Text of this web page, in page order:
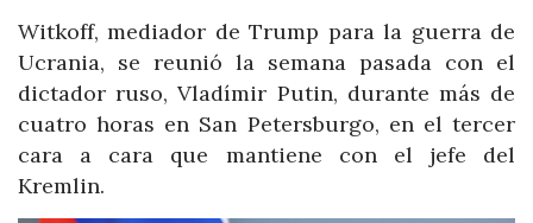
Witkoff, mediador de Trump para la guerra de
Ucrania, se reunió la semana pasada con el
dictador ruso, Vladímir Putin, durante más de
cuatro horas en San Petersburgo, en el tercer
cara a cara que mantiene con el jefe del
Kremlin.